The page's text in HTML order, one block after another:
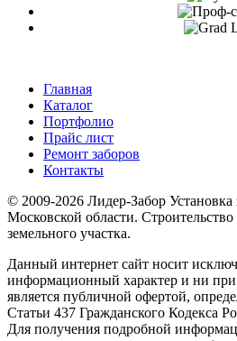
Главная
Каталог
Портфолио
Прайс лист
Ремонт заборов
Контакты
© 2009-2026 Лидер-Забор
Московской области. Строительство
земельного участка.
Данный интернет сайт носит
информационный характер и ни при
является публичной офертой,
Статьи 437 Гражданского Кодекса
Для получения подробной